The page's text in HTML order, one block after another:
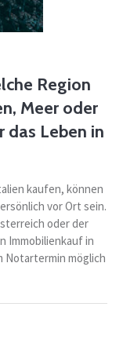
Region
Meer oder
das Leben in
kaufen, können
vor Ort sein.
oder der
Immobilienkauf in
Notartermin möglich